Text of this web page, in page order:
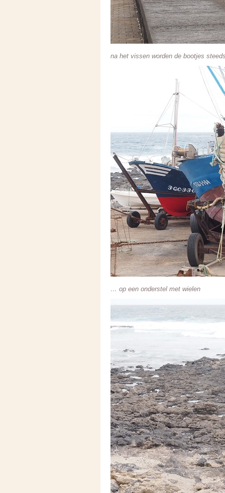
na het vissen worden de bootjes
… op een onderstel met wielen